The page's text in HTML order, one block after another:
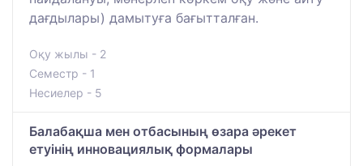
дағдылары) дамытуға бағытталған.
Оқу жылы - 2
Семестр - 1
Несиелер - 5
Балабақша мен отбасының өзара әрекет
етуінің инновациялық формалары